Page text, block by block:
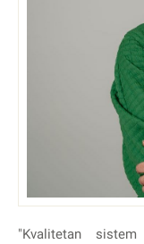
"Kvalitetan